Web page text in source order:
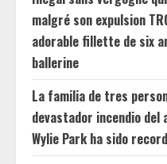
malgré son expulsion
adorable fillette de six
ballerine
La familia de tres
devastador incendio del
Wylie Park ha sido